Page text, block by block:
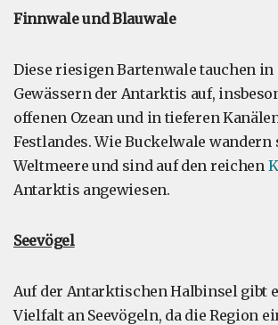
Finnwale und Blauwale
Diese riesigen Bartenwale tauchen
Gewässern der Antarktis auf,
offenen Ozean und in tieferen
Festlandes. Wie Buckelwale wandern
Weltmeere und sind auf den reichen
Antarktis angewiesen.
Seevögel
Auf der Antarktischen Halbinsel gibt
Vielfalt an Seevögeln, da die Region